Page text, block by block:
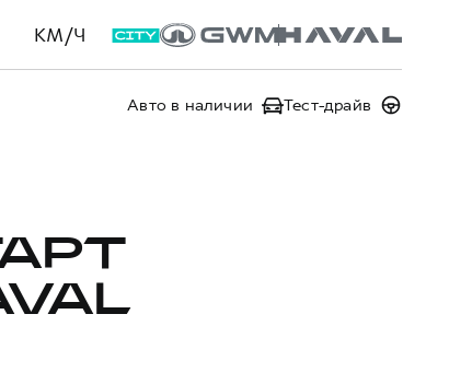
КМ/Ч
Авто в наличии Тест-драйв